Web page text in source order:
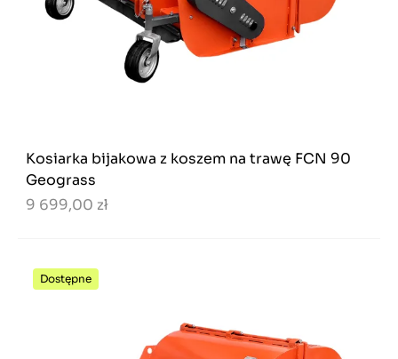
Kosiarka bijakowa z koszem na trawę FCN 90
Geograss
9 699,00 zł
Dostępne